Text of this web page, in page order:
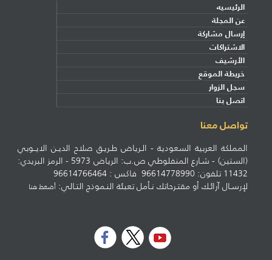
الرئيسيه
عن المجلة
إرسال مشاركة
الاشتراكات
الأرشيف
خريطة الموقع
سجل الزوار
اتصل بنا
تواصل معنا
المملكة العربية السعودية - الـرياض طـريـق صلاح الديـن الايــوبي
(الستين) - شـارع المنفلوطي ص.ب: الرياض 5973 - الرمز البريدي:
11432 تلفون: 96614778990 فاكس : 96614766464
لإرسـال آرائـك أو مقتـرحاتك نـأمل تعبئة النـموذج التـالي:أضغط هنا